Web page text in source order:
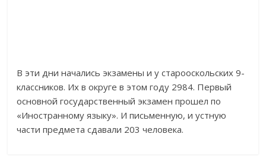
В эти дни начались экзамены и у старооскольских 9-
классников. Их в округе в этом году 2984. Первый
основной государственный экзамен прошел по
«Иностранному языку». И письменную, и устную
части предмета сдавали 203 человека.